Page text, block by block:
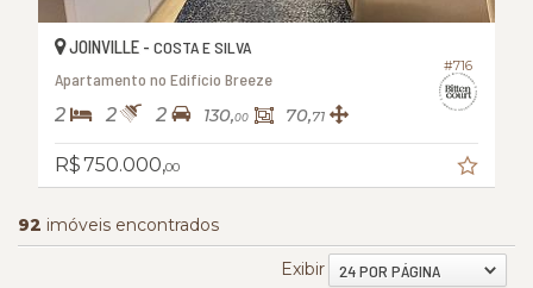
#716
JOINVILLE - COSTA E SILVA
Apartamento no Edifício Breeze
2 2 2 130,00 70,71
R$ 750.000,00
92 imóveis encontrados
Exibir 24 POR PÁGINA